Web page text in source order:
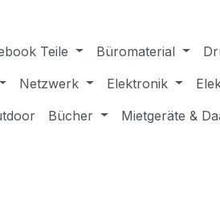
Teile Büromaterial
Netzwerk Elektronik
Bücher Mietgeräte &